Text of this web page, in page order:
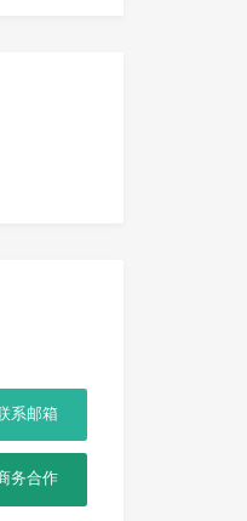
系邮箱
务合作